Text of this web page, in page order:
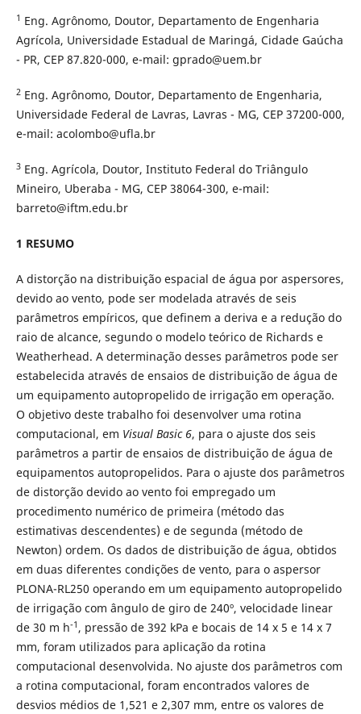
1 Eng. Agrônomo, Doutor, Departamento de Engenharia
Agrícola, Universidade Estadual de Maringá, Cidade Gaúcha
- PR, CEP 87.820-000, e-mail: gprado@uem.br
2Eng. Agrônomo, Doutor, Departamento de Engenharia,
Universidade Federal de Lavras, Lavras - MG, CEP 37200-000,
e-mail: acolombo@ufla.br
3Eng. Agrícola, Doutor, Instituto Federal do Triângulo
Mineiro, Uberaba - MG, CEP 38064-300, e-mail:
barreto@iftm.edu.br
1 RESUMO
A distorção na distribuição espacial de água por aspersores,
devido ao vento, pode ser modelada através de seis
parâmetros empíricos, que definem a deriva e a redução do
raio de alcance, segundo o modelo teórico de Richards e
Weatherhead. A determinação desses parâmetros pode ser
estabelecida através de ensaios de distribuição de água de
um equipamento autopropelido de irrigação em operação.
O objetivo deste trabalho foi desenvolver uma rotina
computacional, em Visual Basic 6, para o ajuste dos seis
parâmetros a partir de ensaios de distribuição de água de
equipamentos autopropelidos. Para o ajuste dos parâmetros
de distorção devido ao vento foi empregado um
procedimento numérico de primeira (método das
estimativas descendentes) e de segunda (método de
Newton) ordem. Os dados de distribuição de água, obtidos
em duas diferentes condições de vento, para o aspersor
PLONA-RL250 operando em um equipamento autopropelido
de irrigação com ângulo de giro de 240º, velocidade linear
de 30 m h-1 , pressão de 392 kPa e bocais de 14 x 5 e 14 x 7
mm, foram utilizados para aplicação da rotina
computacional desenvolvida. No ajuste dos parâmetros com
a rotina computacional, foram encontrados valores de
desvios médios de 1,521 e 2,307 mm, entre os valores de